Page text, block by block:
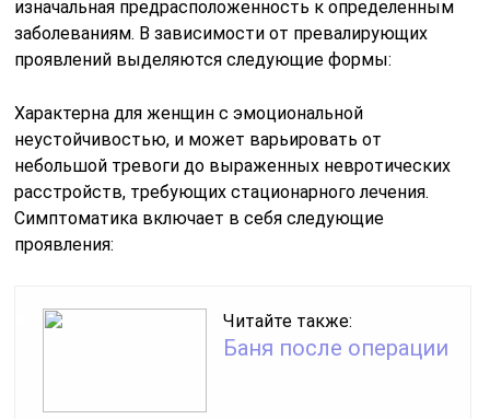
изначальная предрасположенность к определенным
заболеваниям. В зависимости от превалирующих
проявлений выделяются следующие формы:
Характерна для женщин с эмоциональной
неустойчивостью, и может варьировать от
небольшой тревоги до выраженных невротических
расстройств, требующих стационарного лечения.
Симптоматика включает в себя следующие
проявления:
Читайте также:
Баня после операции